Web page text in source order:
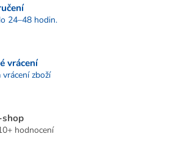
24–48 hodin.
vrácení
zboží
shop
hodnocení